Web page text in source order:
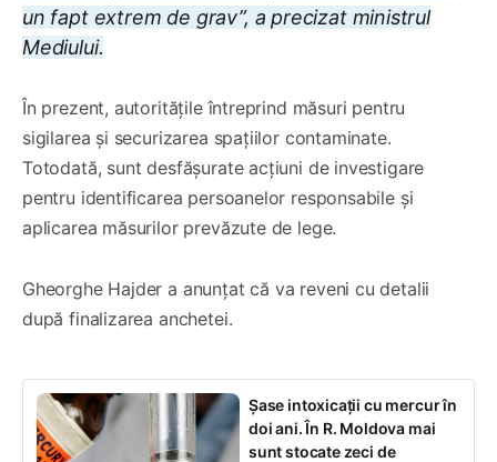
un fapt extrem de grav”, a precizat ministrul
Mediului.
În prezent, autoritățile întreprind măsuri pentru
sigilarea și securizarea spațiilor contaminate.
Totodată, sunt desfășurate acțiuni de investigare
pentru identificarea persoanelor responsabile și
aplicarea măsurilor prevăzute de lege.
Gheorghe Hajder a anunțat că va reveni cu detalii
după finalizarea anchetei.
Șase intoxicații cu mercur în
doi ani. În R. Moldova mai
sunt stocate zeci de